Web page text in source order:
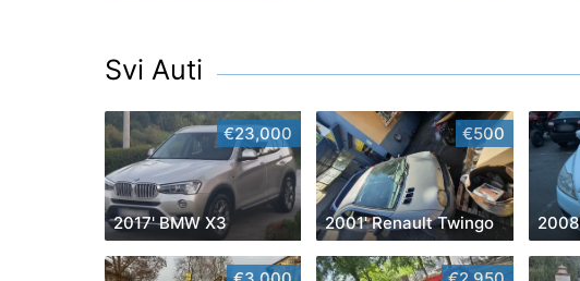
Svi Auti
€23,000
2017' BMW X3
€500
2001' Renault Twingo